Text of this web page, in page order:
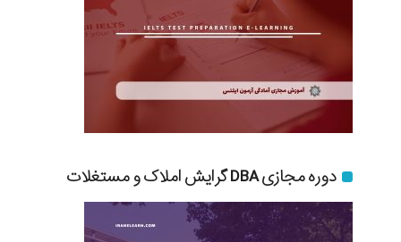
دوره مجازی DBA گرایش املاک و مستغلات